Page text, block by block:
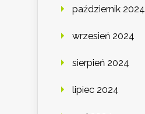
październik 2024
wrzesień 2024
sierpień 2024
lipiec 2024